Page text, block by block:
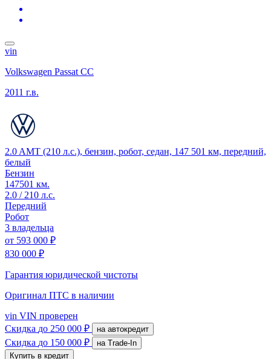
vin
Volkswagen Passat CC
2011 г.в.
2.0 AMT (210 л.с.), бензин, робот, седан, 147 501 км, передний,
белый
Бензин
147501 км.
2.0 / 210 л.с.
Передний
Робот
3 владельца
от 593 000 ₽
830 000 ₽
Гарантия юридической чистоты
Оригинал ПТС в наличии
vin VIN проверен
Скидка до 250 000 ₽ на автокредит
Скидка до 150 000 ₽
на Trade-In
Купить в кредит